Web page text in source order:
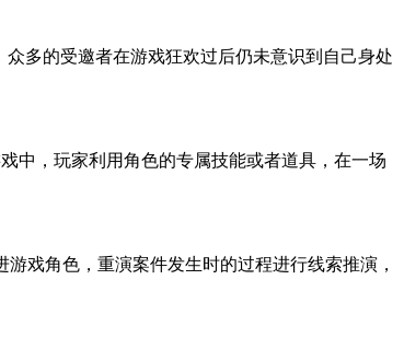
多的受邀者在游戏狂欢过后仍未意识到自己身处
中，玩家利用角色的专属技能或者道具，在一场
戏角色，重演案件发生时的过程进行线索推演，